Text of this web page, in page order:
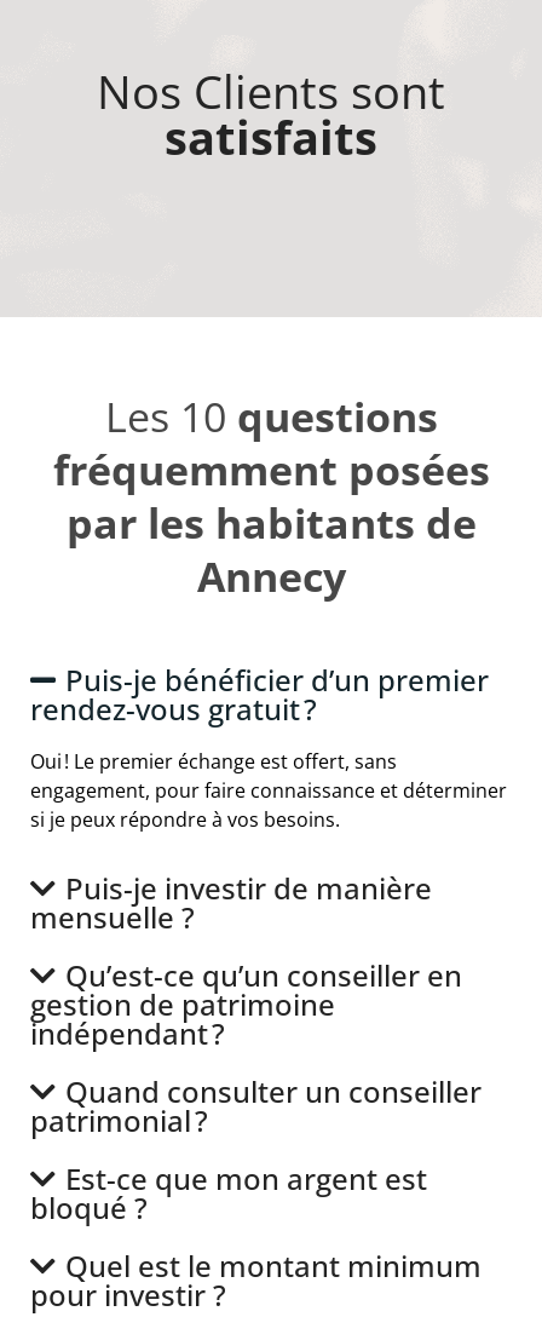
Nos Clients sont
satisfaits
Les 10 questions
fréquemment posées
par les habitants de
Annecy
Puis-je bénéficier d’un premier
rendez-vous gratuit ?
Oui ! Le premier échange est offert, sans
engagement, pour faire connaissance et déterminer
si je peux répondre à vos besoins.
Puis-je investir de manière
mensuelle ?
Qu’est-ce qu’un conseiller en
gestion de patrimoine
indépendant ?
Quand consulter un conseiller
patrimonial ?
Est-ce que mon argent est
bloqué ?
Quel est le montant minimum
pour investir ?